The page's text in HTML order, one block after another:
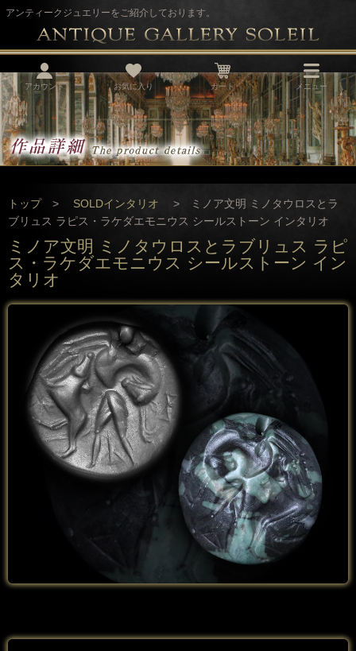
アンティークジュエリーをご紹介しております。
アカウント お気に入り カート メニュー
トップ> SOLDインタリオ > ミノア文明 ミノタウロスとラ
ブリュス ラピス・ラケダエモニウス シールストーン インタリオ
ミノア文明 ミノタウロスとラブリュス ラピ
ス・ラケダエモニウス シールストーン イン
タリオ